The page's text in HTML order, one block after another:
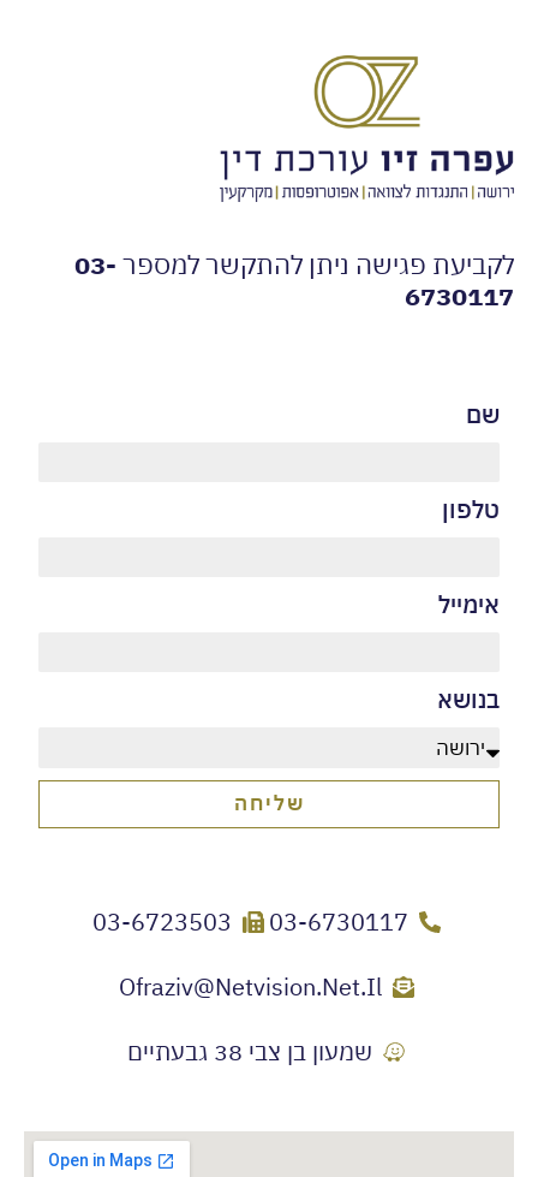
פגישה ניתן להתקשר למספר03-
03-6730117
03-6723503
Ofraziv@netvision.net.il
שמעון בן צבי 38 גבעתיים